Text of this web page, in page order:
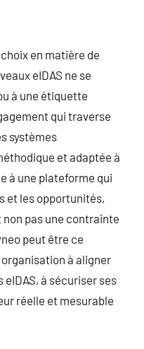
en matière de
eIDAS ne se
à une étiquette
qui traverse
systèmes
et adaptée à
à une plateforme qui
et les opportunités,
pas une contrainte
peut être ce
à aligner
à sécuriser ses
réelle et mesurable